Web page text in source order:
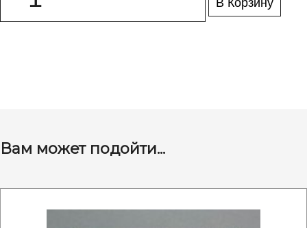
В Корзину
Вам может подойти...